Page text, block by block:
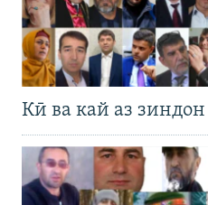
Кӣ ва кай аз